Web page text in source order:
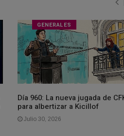
GENERALES
Día 960: La nueva jugada de
para albertizar a Kicillof
Julio 30, 2026